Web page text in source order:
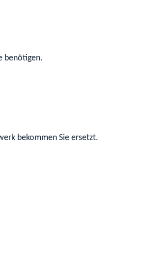
benötigen.
bekommen Sie ersetzt.